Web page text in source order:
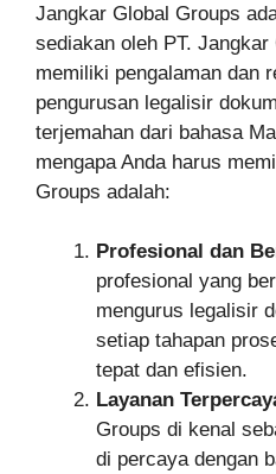
Jangkar Global Groups
sediakan oleh PT.
memiliki pengalaman dan
pengurusan legalisir
terjemahan dari bahasa
mengapa Anda harus
Groups adalah:
Profesional dan
profesional yang
mengurus legalisir
setiap tahapan
tepat dan efisien.
Layanan
Groups di kenal
di percaya dengan